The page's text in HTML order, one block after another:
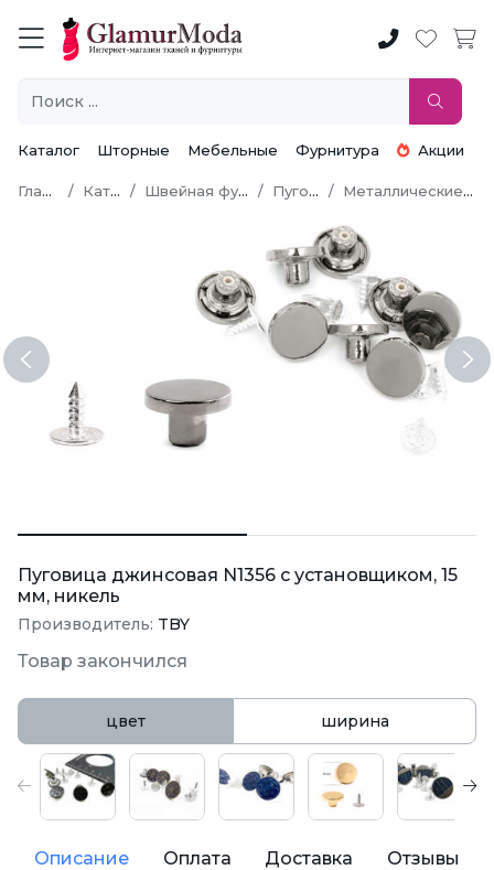
Каталог Шторные Мебельные Фурнитура Акции
Главная Каталог Швейная фурнитура Пуговицы Металлические пуговицы
Previous
Пуговица джинсовая N1356 с установщиком, 15
мм, никель
Производитель: TBY
Товар закончился
цвет ширина
Описание Оплата Доставка Отзывы